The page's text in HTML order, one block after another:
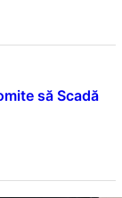
să Scadă